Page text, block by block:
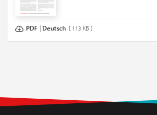
PDF | Deutsch [ 113 KB ]